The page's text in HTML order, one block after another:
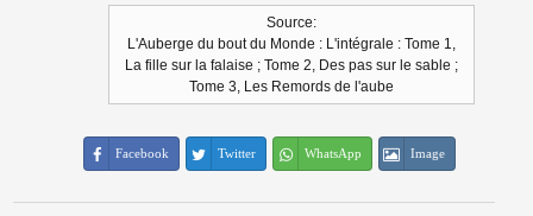
Source:
L'Auberge du bout du Monde : L'intégrale : Tome 1,
La fille sur la falaise ; Tome 2, Des pas sur le sable ;
Tome 3, Les Remords de l'aube
Facebook Twitter WhatsApp Image